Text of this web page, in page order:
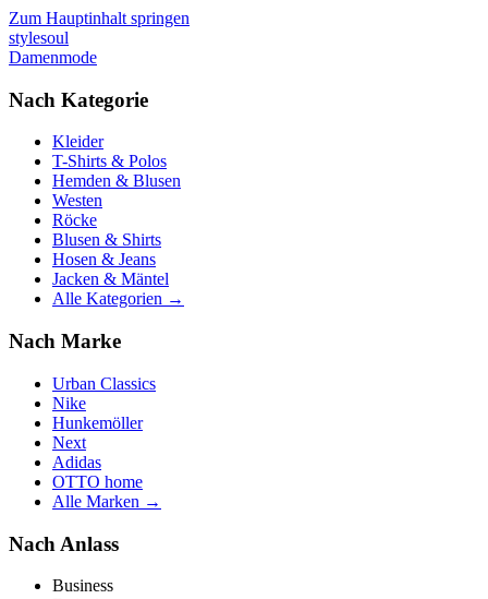
Zum Hauptinhalt springen
stylesoul
Damenmode
Nach Kategorie
Kleider
T-Shirts & Polos
Hemden & Blusen
Westen
Röcke
Blusen & Shirts
Hosen & Jeans
Jacken & Mäntel
Alle Kategorien →
Nach Marke
Urban Classics
Nike
Hunkemöller
Next
Adidas
OTTO home
Alle Marken →
Nach Anlass
Business